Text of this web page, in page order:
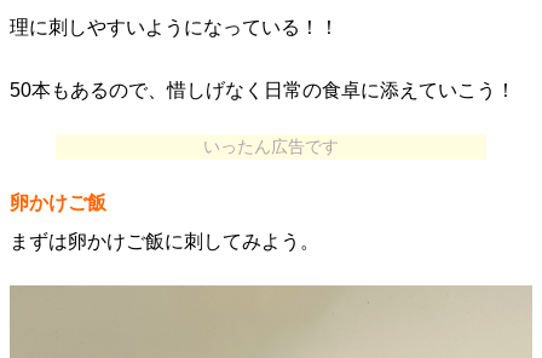
理に刺しやすいようになっている！！
50本もあるので、惜しげなく日常の食卓に添えていこう！
いったん広告です
卵かけご飯
まずは卵かけご飯に刺してみよう。